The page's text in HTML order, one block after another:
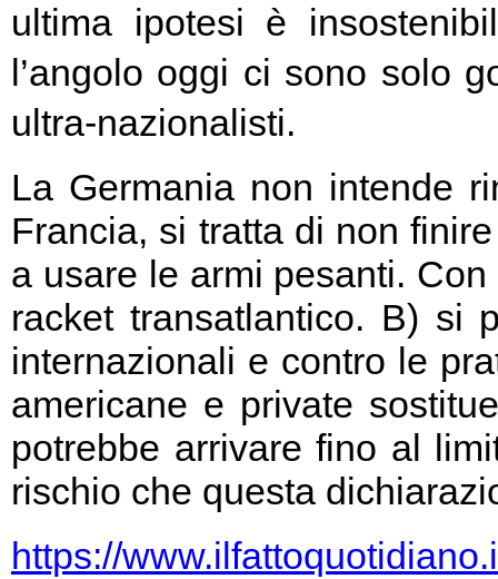
ultima ipotesi è
l’angolo oggi ci sono solo
ultra-nazionalisti.
La Germania non intende
Francia, si tratta di non
a usare le armi pesanti.
racket transatlantico. B) si
internazionali e contro le
americane e private
potrebbe arrivare fino al
rischio che questa
https://